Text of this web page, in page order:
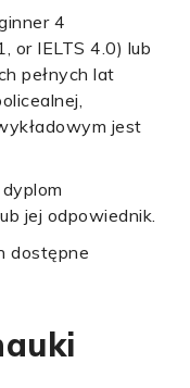
4
or IELTS 4.0) lub
pełnych lat
jest
dyplom
jej odpowiednik.
dostępne